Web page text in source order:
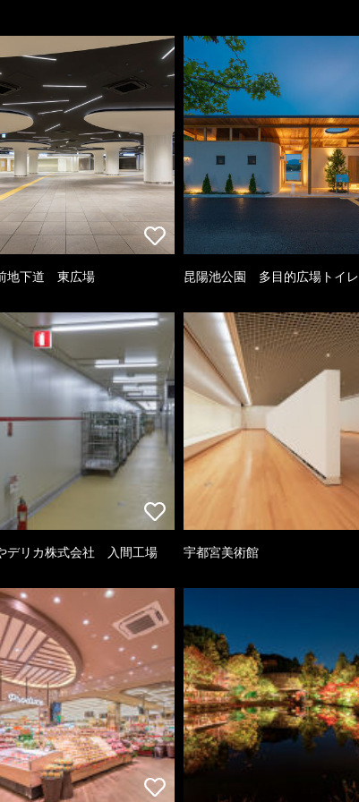
地下道 東広場 昆陽池公園 多目的広場トイレ
デリカ株式会社 入間工場 宇都宮美術館